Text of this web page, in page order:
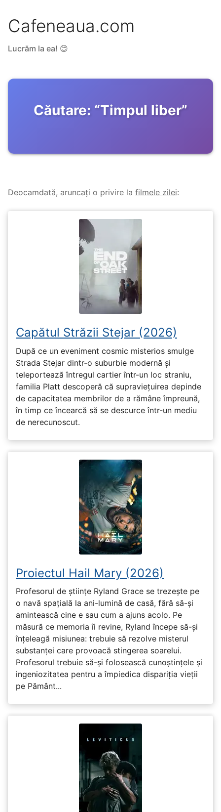
Cafeneaua.com
Lucrăm la ea! 😊
Căutare: “Timpul liber”
Deocamdată, aruncați o privire la filmele zilei:
Capătul Străzii Stejar (2026)
După ce un eveniment cosmic misterios smulge
Strada Stejar dintr-o suburbie modernă și
teleportează întregul cartier într-un loc straniu,
familia Platt descoperă că supraviețuirea depinde
de capacitatea membrilor de a rămâne împreună,
în timp ce încearcă să se descurce într-un mediu
de nerecunoscut.
Proiectul Hail Mary (2026)
Profesorul de științe Ryland Grace se trezește pe
o navă spațială la ani-lumină de casă, fără să-și
amintească cine e sau cum a ajuns acolo. Pe
măsură ce memoria îi revine, Ryland începe să-și
înțeleagă misiunea: trebuie să rezolve misterul
substanței care provoacă stingerea soarelui.
Profesorul trebuie să-și folosească cunoștințele și
ingeniozitatea pentru a împiedica dispariția vieții
pe Pământ...